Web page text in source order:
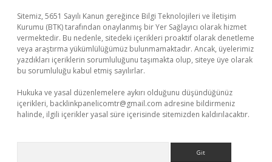
Sitemiz, 5651 Sayılı Kanun gereğince Bilgi Teknolojileri ve İletişim
Kurumu (BTK) tarafından onaylanmış bir Yer Sağlayıcı olarak hizmet
vermektedir. Bu nedenle, sitedeki içerikleri proaktif olarak denetleme
veya araştırma yükümlülüğümüz bulunmamaktadır. Ancak, üyelerimiz
yazdıkları içeriklerin sorumluluğunu taşımakta olup, siteye üye olarak
bu sorumluluğu kabul etmiş sayılırlar.
Hukuka ve yasal düzenlemelere aykırı olduğunu düşündüğünüz
içerikleri, backlinkpanelicomtr@gmail.com adresine bildirmeniz
halinde, ilgili içerikler yasal süre içerisinde sitemizden kaldırılacaktır.